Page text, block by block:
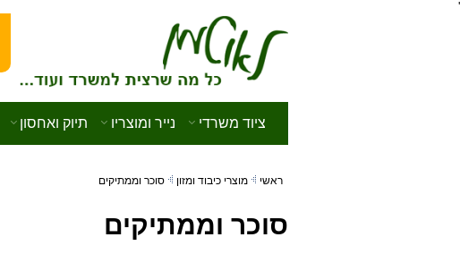
'
ציוד משרדי נייר ומוצריו תיוק ואחסון
ראשי מוצרי כיבוד ומזון סוכר וממתיקים
סוכר וממתיקים